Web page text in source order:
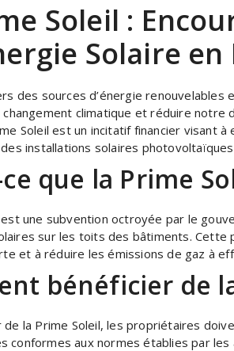
Soleil :
Solaire
des sources d’énergie
climatique et réduire notre
Soleil est un incitatif financier visant
installations solaires
ce que la Prime
est une subvention octroyée par le
sur les toits des bâtiments. Cette
et à réduire les émissions de gaz à
bénéficier de
de la Prime Soleil, les propriétaires
conformes aux normes établies par